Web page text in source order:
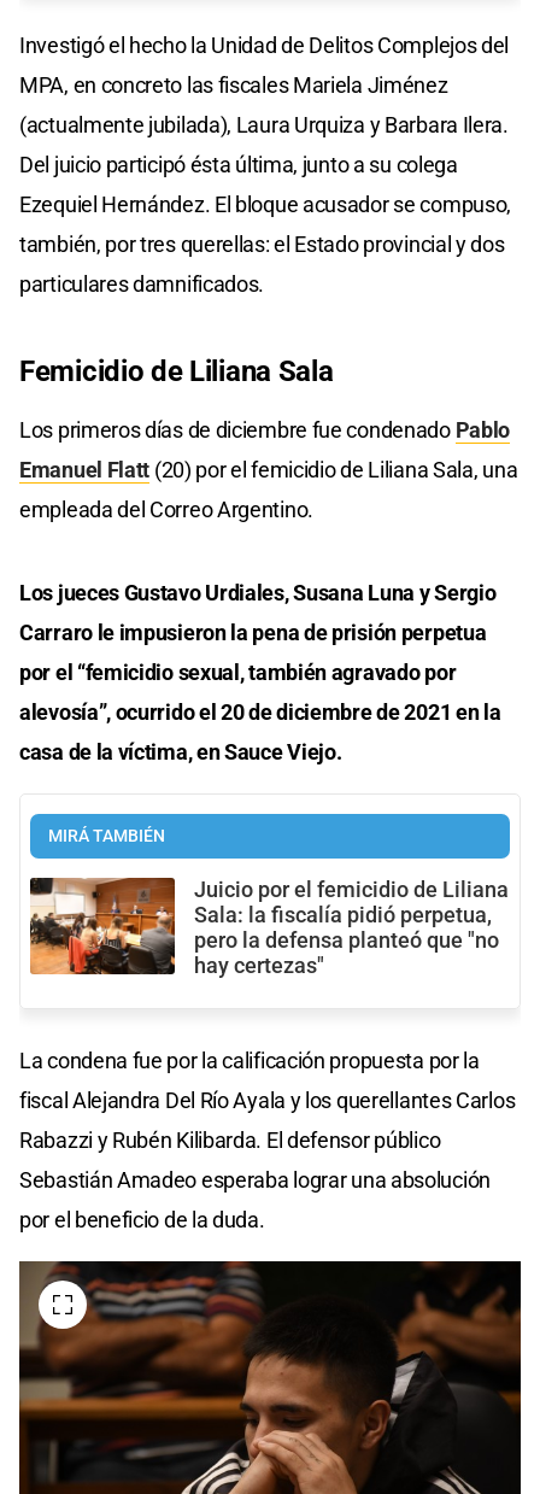
Investigó el hecho la Unidad de Delitos Complejos del
MPA, en concreto las fiscales Mariela Jiménez
(actualmente jubilada), Laura Urquiza y Barbara Ilera.
Del juicio participó ésta última, junto a su colega
Ezequiel Hernández. El bloque acusador se compuso,
también, por tres querellas: el Estado provincial y dos
particulares damnificados.
Femicidio de Liliana Sala
Los primeros días de diciembre fue condenado Pablo
Emanuel Flatt (20) por el femicidio de Liliana Sala, una
empleada del Correo Argentino.
Los jueces Gustavo Urdiales, Susana Luna y Sergio
Carraro le impusieron la pena de prisión perpetua
por el “femicidio sexual, también agravado por
alevosía”, ocurrido el 20 de diciembre de 2021 en la
casa de la víctima, en Sauce Viejo.
MIRÁ TAMBIÉN
Juicio por el femicidio de Liliana
Sala: la fiscalía pidió perpetua,
pero la defensa planteó que "no
hay certezas"
La condena fue por la calificación propuesta por la
fiscal Alejandra Del Río Ayala y los querellantes Carlos
Rabazzi y Rubén Kilibarda. El defensor público
Sebastián Amadeo esperaba lograr una absolución
por el beneficio de la duda.